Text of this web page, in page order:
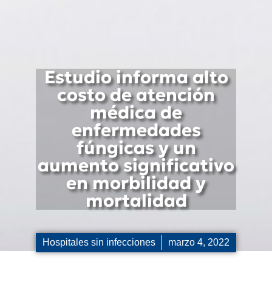
Estudio informa alto
costo de atención
médica de
enfermedades
fúngicas y un
aumento significativo
en morbilidad y
mortalidad
Hospitales sin infecciones marzo 4, 2022